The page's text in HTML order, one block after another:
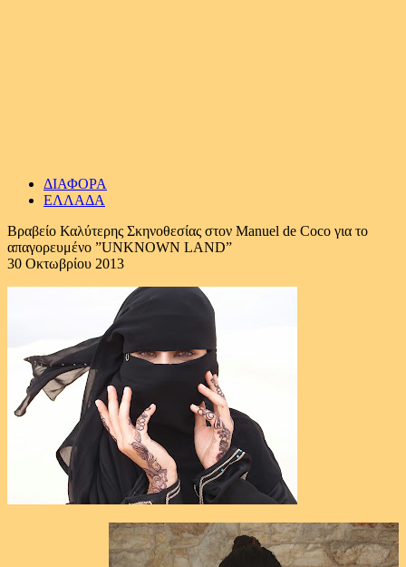
ΔΙΑΦΟΡΑ
ΕΛΛΑΔΑ
Bραβείο Καλύτερης Σκηνοθεσίας στον Manuel de Coco για το
απαγορευμένο ”UNKNOWN LAND”
30 Οκτωβρίου 2013